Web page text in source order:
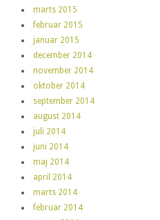
marts 2015
februar 2015
januar 2015
december 2014
november 2014
oktober 2014
september 2014
august 2014
juli 2014
juni 2014
maj 2014
april 2014
marts 2014
februar 2014